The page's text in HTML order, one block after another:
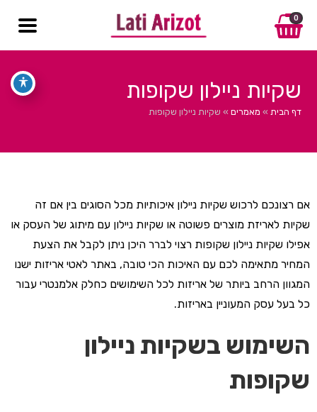
0
שקיות ניילון שקופות
דף הבית » מאמרים » שקיות ניילון שקופות
אם רצונכם לרכוש שקיות ניילון איכותיות מכל הסוגים בין אם זה
שקיות לאריזת מוצרים פשוטה או שקיות ניילון עם מיתוג של העסק או
אפילו שקיות ניילון שקופות רצוי לברר היכן ניתן לקבל את הצעת
המחיר מתאימה לכם עם האיכות הכי טובה, באתר לאטי אריזות ישנו
המגוון הרחב ביותר של אריזות לכל השימושים כחלק אלמנטרי עבור
כל בעל עסק המעוניין באריזות.
השימוש בשקיות ניילון
שקופות